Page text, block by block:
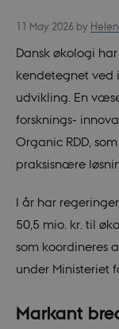
11 May 2026 by
Dansk økologi
kendetegnet
udvikling. En
forsknings-
Organic RDD,
praksisnære
I år har
50,5 mio. kr. til
som koordineres
under Ministeriet
Markant